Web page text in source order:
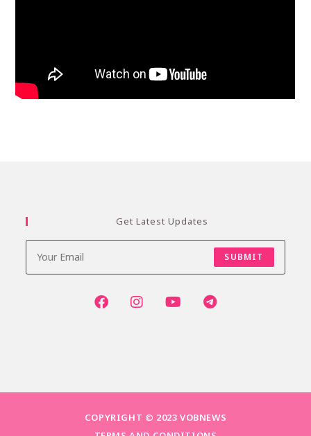
Get Latest Updates
SUBMIT
COPYRIGHT © 2023 VOBNEWS